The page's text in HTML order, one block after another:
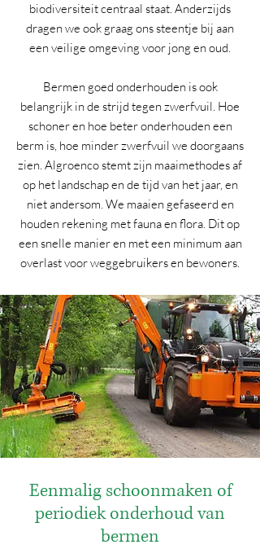
biodiversiteit centraal staat. Anderzijds
dragen we ook graag ons steentje bij aan
een veilige omgeving voor jong en oud.
Bermen goed onderhouden is ook
belangrijk in de strijd tegen zwerfvuil. Hoe
schoner en hoe beter onderhouden een
berm is, hoe minder zwerfvuil we doorgaans
zien. Algroenco stemt zijn maaimethodes af
op het landschap en de tijd van het jaar, en
niet andersom. We maaien gefaseerd en
houden rekening met fauna en flora. Dit op
een snelle manier en met een minimum aan
overlast voor weggebruikers en bewoners.
Eenmalig schoonmaken of
periodiek onderhoud van
bermen